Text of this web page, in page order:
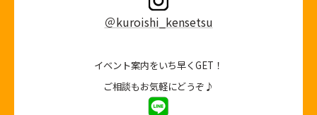
＠kuroishi_kensetsu
イベント案内をいち早くGET！
ご相談もお気軽にどうぞ♪